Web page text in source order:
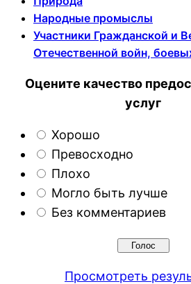
Народные промыслы
Участники Гражданской и
Отечественной войн,
Оцените качество
услуг
Хорошо
Превосходно
Плохо
Могло быть лучше
Без комментариев
Просмотреть